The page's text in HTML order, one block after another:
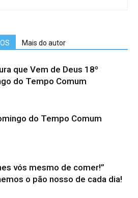
Mais do autor
que Vem de Deus 18º
do Tempo Comum
do Tempo Comum
vós mesmo de comer!”
o pão nosso de cada dia!